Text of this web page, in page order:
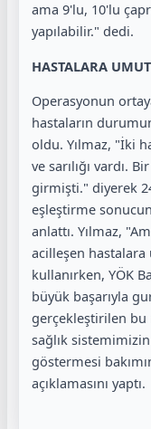
ama 9'lu, 10'lu
yapılabilir." dedi.
HASTALARA
Operasyonun
hastaların
oldu. Yılmaz, "İki
ve sarılığı vardı.
girmişti." diyerek
eşleştirme
anlattı. Yılmaz,
acilleşen
kullanırken, YÖK
büyük başarıyla
gerçekleştirilen
sağlık
göstermesi
açıklamasını yaptı.